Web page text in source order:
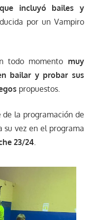
incluyó bailes y
por un Vampiro
todo momento muy
bailar y probar sus
propuestos.
la programación de
su vez en el programa
23/24.